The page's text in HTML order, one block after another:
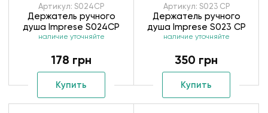
Артикул: S024CP
Держатель ручного
душа Imprese S024CP
наличие уточняйте
178 грн
Купить
Артикул: S023 CP
Держатель ручного
душа Imprese S023 CP
наличие уточняйте
350 грн
Купить